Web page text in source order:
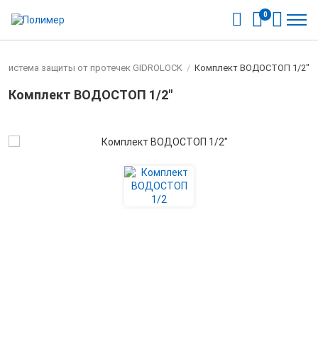
0
Система защиты от протечек GIDROLOCK / Комплект ВОДОСТОП 1/2"
Комплект ВОДОСТОП 1/2"